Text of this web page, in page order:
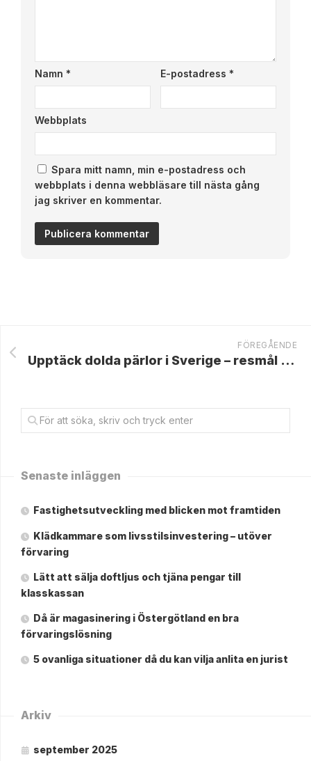
Namn * E-postadress *
Webbplats
Spara mitt namn, min e-postadress och
webbplats i denna webbläsare till nästa gång
jag skriver en kommentar.
FÖREGÅENDE
Upptäck dolda pärlor i Sverige – resmål bortom de vanliga turiststråken
Senaste inläggen
Fastighetsutveckling med blicken mot framtiden
Klädkammare som livsstilsinvestering – utöver
förvaring
Lätt att sälja doftljus och tjäna pengar till
klasskassan
Då är magasinering i Östergötland en bra
förvaringslösning
5 ovanliga situationer då du kan vilja anlita en jurist
Arkiv
september 2025